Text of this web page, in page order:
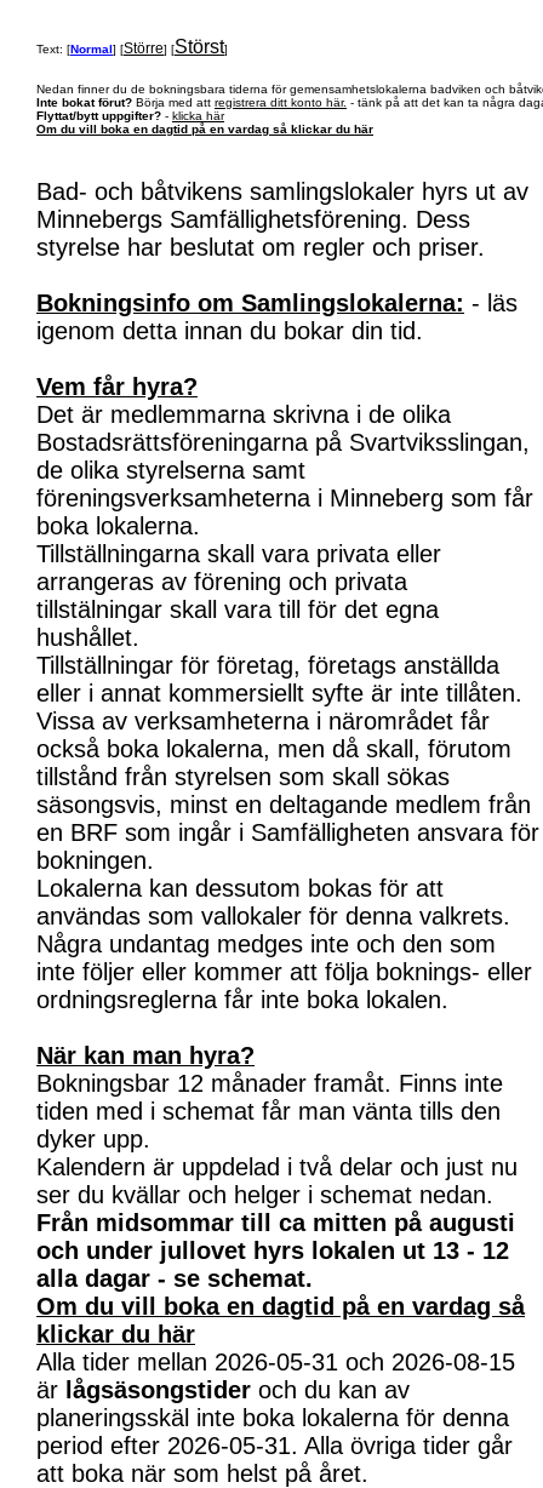
Text: [Normal] [Större] [Störst]
Nedan finner du de bokningsbara tiderna för gemensamhetslokalerna badviken och
Inte bokat förut? Börja med att registrera ditt konto här. - tänk på att det kan ta några
Flyttat/bytt uppgifter? - klicka här
Om du vill boka en dagtid på en vardag så klickar du här
Bad- och båtvikens samlingslokaler hyrs ut av
Minnebergs Samfällighetsförening. Dess
styrelse har beslutat om regler och priser.
Bokningsinfo om Samlingslokalerna: - läs
igenom detta innan du bokar din tid.
Vem får hyra?
Det är medlemmarna skrivna i de olika
Bostadsrättsföreningarna på Svartviksslingan,
de olika styrelserna samt
föreningsverksamheterna i Minneberg som får
boka lokalerna.
Tillställningarna skall vara privata eller
arrangeras av förening och privata
tillstälningar skall vara till för det egna
hushållet.
Tillställningar för företag, företags anställda
eller i annat kommersiellt syfte är inte tillåten.
Vissa av verksamheterna i närområdet får
också boka lokalerna, men då skall, förutom
tillstånd från styrelsen som skall sökas
säsongsvis, minst en deltagande medlem från
en BRF som ingår i Samfälligheten ansvara för
bokningen.
Lokalerna kan dessutom bokas för att
användas som vallokaler för denna valkrets.
Några undantag medges inte och den som
inte följer eller kommer att följa boknings- eller
ordningsreglerna får inte boka lokalen.
När kan man hyra?
Bokningsbar 12 månader framåt. Finns inte
tiden med i schemat får man vänta tills den
dyker upp.
Kalendern är uppdelad i två delar och just nu
ser du kvällar och helger i schemat nedan.
Från midsommar till ca mitten på augusti
och under jullovet hyrs lokalen ut 13 - 12
alla dagar - se schemat.
Om du vill boka en dagtid på en vardag så
klickar du här
Alla tider mellan 2026-05-31 och 2026-08-15
är lågsäsongstider och du kan av
planeringsskäl inte boka lokalerna för denna
period efter 2026-05-31. Alla övriga tider går
att boka när som helst på året.